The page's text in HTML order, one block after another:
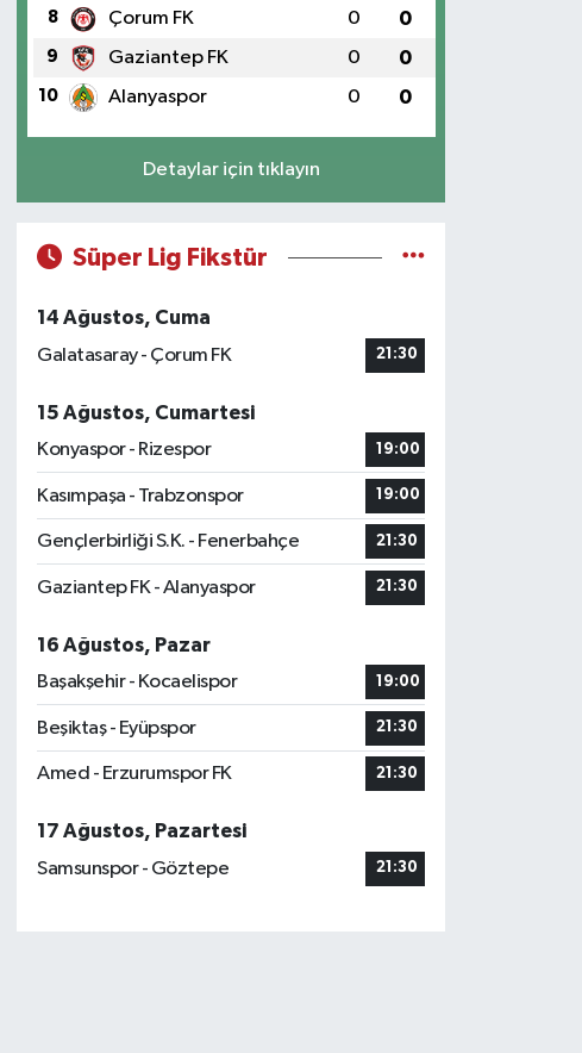
8 Çorum FK 0 0
9 Gaziantep FK 0 0
10 Alanyaspor 0 0
Detaylar için tıklayın
Süper Lig Fikstür
14 Ağustos, Cuma
Galatasaray - Çorum FK
21:30
15 Ağustos, Cumartesi
Konyaspor - Rizespor
19:00
Kasımpaşa - Trabzonspor 19:00
Gençlerbirliği S.K. - Fenerbahçe 21:30
Gaziantep FK - Alanyaspor 21:30
16 Ağustos, Pazar
Başakşehir - Kocaelispor
19:00
Beşiktaş - Eyüpspor 21:30
Amed - Erzurumspor FK 21:30
17 Ağustos, Pazartesi
Samsunspor - Göztepe
21:30